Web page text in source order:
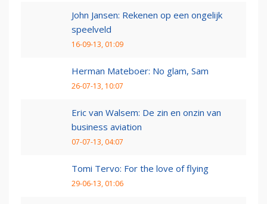
John Jansen: Rekenen op een ongelijk
speelveld
16-09-13, 01:09
Herman Mateboer: No glam, Sam
26-07-13, 10:07
Eric van Walsem: De zin en onzin van
business aviation
07-07-13, 04:07
Tomi Tervo: For the love of flying
29-06-13, 01:06